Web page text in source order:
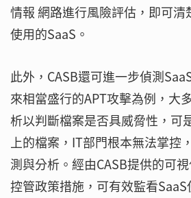
情報 網路進行風險評估，即可
使用的SaaS。
此外，CASB還可進一步偵測
來相當盛行的APT攻擊為例，大
析以判斷檔案是否具威脅性，可
上的檔案，IT部門根本無法掌控
測與分析。經由CASB提供的可
控管政策措施，可有效監看